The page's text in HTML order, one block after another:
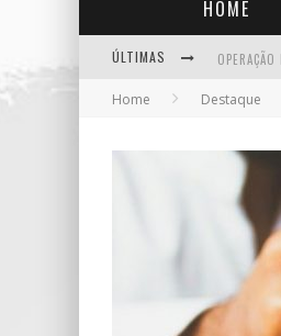
HOME
ÚLTIMAS
Home Destaque